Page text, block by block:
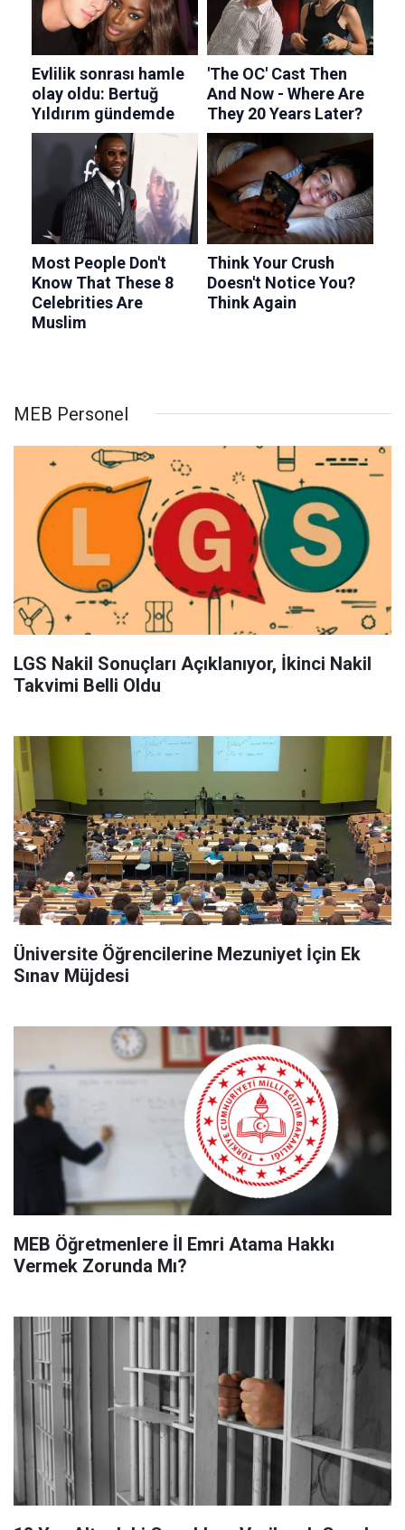
MEB Personel
LGS Nakil Sonuçları Açıklanıyor, İkinci Nakil
Takvimi Belli Oldu
Üniversite Öğrencilerine Mezuniyet İçin Ek
Sınav Müjdesi
MEB Öğretmenlere İl Emri Atama Hakkı
Vermek Zorunda Mı?